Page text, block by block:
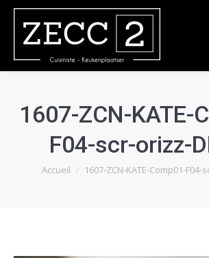
1607-ZCN-KATE-
F04-scr-orizz-
Vous êtes ici :
Accueil 1607-ZCN-KATE-Comp01-F04-